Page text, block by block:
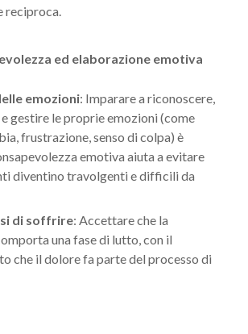
reciproca.
ed elaborazione emotiva
emozioni: Imparare a riconoscere,
gestire le proprie emozioni (come
frustrazione, senso di colpa) è
emotiva aiuta a evitare
diventino travolgenti e difficili da
di soffrire: Accettare che la
una fase di lutto, con il
che il dolore fa parte del processo di